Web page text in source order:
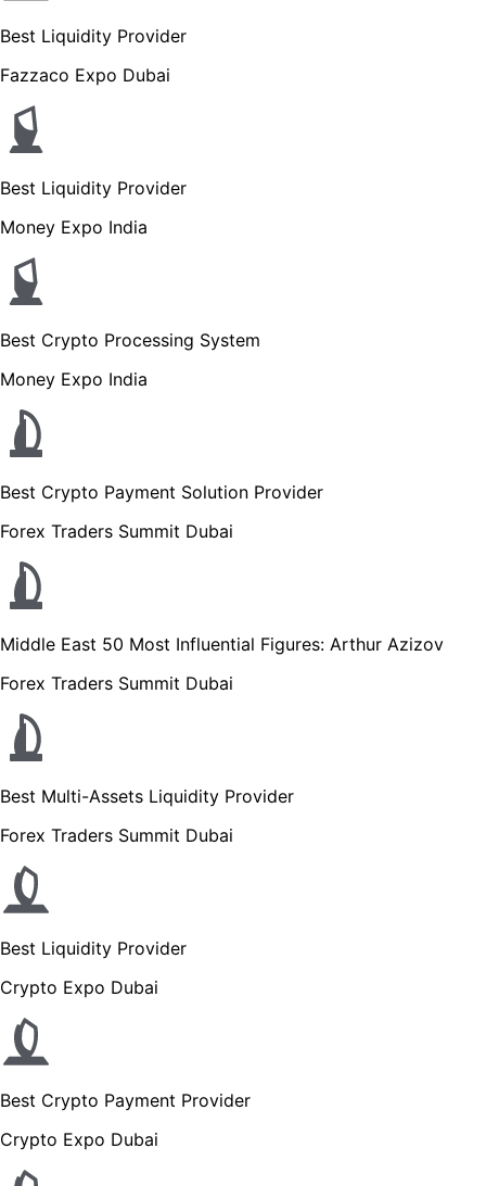
Best Liquidity Provider
Fazzaco Expo Dubai
Best Liquidity Provider
Money Expo India
Best Crypto Processing System
Money Expo India
Best Crypto Payment Solution Provider
Forex Traders Summit Dubai
Middle East 50 Most Influential Figures: Arthur Azizov
Forex Traders Summit Dubai
Best Multi-Assets Liquidity Provider
Forex Traders Summit Dubai
Best Liquidity Provider
Crypto Expo Dubai
Best Crypto Payment Provider
Crypto Expo Dubai